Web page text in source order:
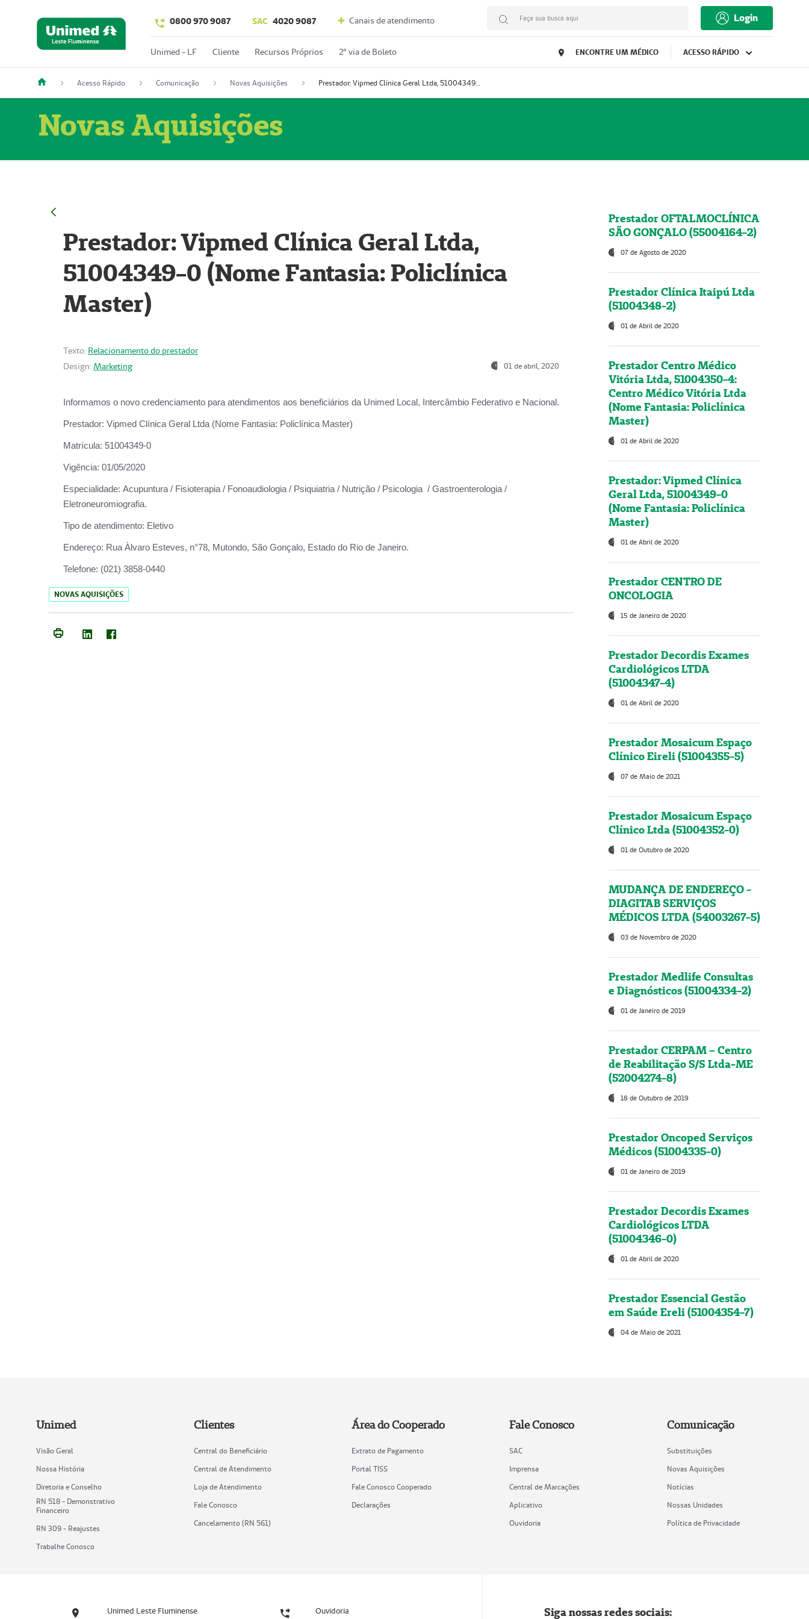
0800 970 9087 SAC 4020 9087 Canais de atendimento Faça sua busca aqui Login
Unimed - LF Cliente Recursos Próprios 2º via de Boleto ENCONTRE UM MÉDICO ACESSO RÁPIDO
Acesso Rápido Comunicação Novas Aquisições Prestador: Vipmed Clínica Geral Ltda, 51004349-0 (Nome Fantasia: Policlínica Master)
Novas Aquisições
Prestador: Vipmed Clínica Geral Ltda,
51004349-0 (Nome Fantasia: Policlínica
Master)
Texto: Relacionamento do prestador
Design: Marketing 01 de abril, 2020
Informamos o novo credenciamento para atendimentos aos beneficiários da Unimed Local, Intercâmbio Federativo e Nacional.
Prestador: Vipmed Clínica Geral Ltda (Nome Fantasia: Policlínica Master)
Matrícula: 51004349-0
Vigência: 01/05/2020
Especialidade: Acupuntura / Fisioterapia / Fonoaudiologia / Psiquiatria / Nutrição / Psicologia / Gastroenterologia /
Eletroneuromiografia.
Tipo de atendimento: Eletivo
Endereço: Rua Àlvaro Esteves, n°78, Mutondo, São Gonçalo, Estado do Rio de Janeiro.
Telefone: (021) 3858-0440
NOVAS AQUISIÇÕES
Prestador OFTALMOCLÍNICA
SÃO GONÇALO (55004164-2)
07 de Agosto de 2020
Prestador Clínica Itaipú Ltda
(51004348-2)
01 de Abril de 2020
Prestador Centro Médico
Vitória Ltda, 51004350-4:
Centro Médico Vitória Ltda
(Nome Fantasia: Policlínica
Master)
01 de Abril de 2020
Prestador: Vipmed Clínica
Geral Ltda, 51004349-0
(Nome Fantasia: Policlínica
Master)
01 de Abril de 2020
Prestador CENTRO DE
ONCOLOGIA
15 de Janeiro de 2020
Prestador Decordis Exames
Cardiológicos LTDA
(51004347-4)
01 de Abril de 2020
Prestador Mosaicum Espaço
Clínico Eireli (51004355-5)
07 de Maio de 2021
Prestador Mosaicum Espaço
Clínico Ltda (51004352-0)
01 de Outubro de 2020
MUDANÇA DE ENDEREÇO -
DIAGITAB SERVIÇOS
MÉDICOS LTDA (54003267-5)
03 de Novembro de 2020
Prestador Medlife Consultas
e Diagnósticos (51004334-2)
01 de Janeiro de 2019
Prestador CERPAM – Centro
de Reabilitação S/S Ltda-ME
(52004274-8)
18 de Outubro de 2019
Prestador Oncoped Serviços
Médicos (51004335-0)
01 de Janeiro de 2019
Prestador Decordis Exames
Cardiológicos LTDA
(51004346-0)
01 de Abril de 2020
Prestador Essencial Gestão
em Saúde Ereli (51004354-7)
04 de Maio de 2021
Unimed
Visão Geral
Nossa História
Diretoria e Conselho
RN 518 - Demonstrativo
Financeiro
RN 309 - Reajustes
Trabalhe Conosco
Clientes
Central do Beneficiário
Central de Atendimento
Loja de Atendimento
Fale Conosco
Cancelamento (RN 561)
Área do Cooperado
Extrato de Pagamento
Portal TISS
Fale Conosco Cooperado
Declarações
Fale Conosco
SAC
Imprensa
Central de Marcações
Aplicativo
Ouvidoria
Comunicação
Substituições
Novas Aquisições
Notícias
Nossas Unidades
Política de Privacidade
Unimed Leste Fluminense Ouvidoria Siga nossas redes sociais: